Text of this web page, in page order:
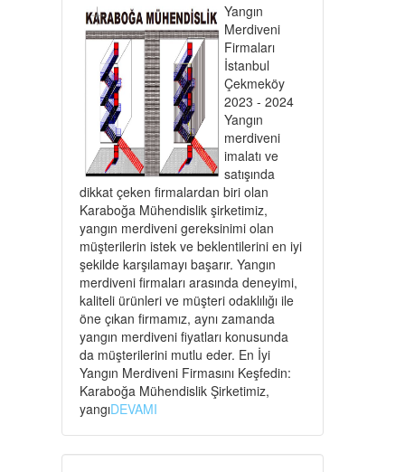
Yangın
Merdiveni
Firmaları
İstanbul
Çekmeköy
2023 - 2024
Yangın
merdiveni
imalatı ve
satışında
dikkat çeken firmalardan biri olan
Karaboğa Mühendislik şirketimiz,
yangın merdiveni gereksinimi olan
müşterilerin istek ve beklentilerini en iyi
şekilde karşılamayı başarır. Yangın
merdiveni firmaları arasında deneyimi,
kaliteli ürünleri ve müşteri odaklılığı ile
öne çıkan firmamız, aynı zamanda
yangın merdiveni fiyatları konusunda
da müşterilerini mutlu eder. En İyi
Yangın Merdiveni Firmasını Keşfedin:
Karaboğa Mühendislik Şirketimiz,
yangıDEVAMI